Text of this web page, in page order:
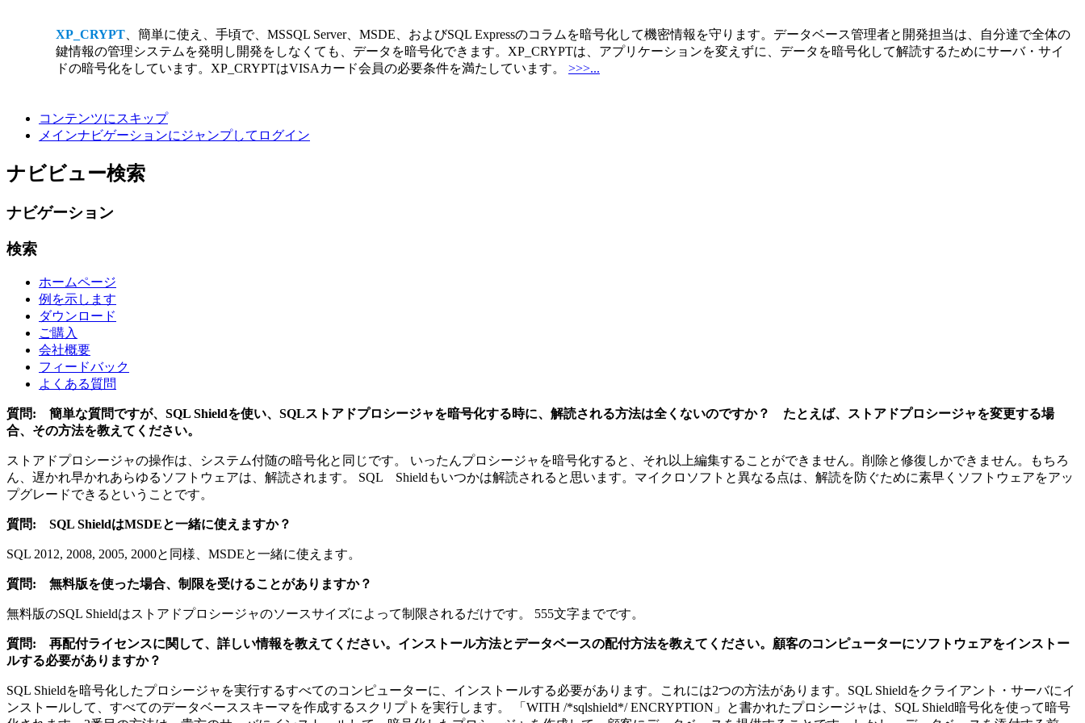
XP_CRYPT 、簡単に使え、手頃で、MSSQL Server、MSDE、およびSQL Expressのコラムを暗号化して機密情報を守ります。データベース管理者と開発担当は、自分達で全体の
鍵情報の管理システムを発明し開発をしなくても、データを暗号化できます。XP_CRYPTは、アプリケーションを変えずに、データを暗号化して解読するためにサーバ・サイ
ドの暗号化をしています。XP_CRYPTはVISAカード会員の必要条件を満たしています。 >>>...
コンテンツにスキップ
メインナビゲーションにジャンプしてログイン
ナビビュー検索
ナビゲーション
検索
ホームページ
例を示します
ダウンロード
ご購入
会社概要
フィードバック
よくある質問
質問: 簡単な質問ですが、SQL Shieldを使い、SQLストアドプロシージャを暗号化する時に、解読される方法は全くないのですか？ たとえば、ストアドプロシージャを変更する場
合、その方法を教えてください。
ストアドプロシージャの操作は、システム付随の暗号化と同じです。 いったんプロシージャを暗号化すると、それ以上編集することができません。削除と修復しかできません。もちろ
ん、遅かれ早かれあらゆるソフトウェアは、解読されます。 SQL Shieldもいつかは解読されると思います。マイクロソフトと異なる点は、解読を防ぐために素早くソフトウェアをアッ
プグレードできるということです。
質問: SQL ShieldはMSDEと一緒に使えますか？
SQL 2012, 2008, 2005, 2000と同様、MSDEと一緒に使えます。
質問: 無料版を使った場合、制限を受けることがありますか？
無料版のSQL Shieldはストアドプロシージャのソースサイズによって制限されるだけです。 555文字までです。
質問: 再配付ライセンスに関して、詳しい情報を教えてください。インストール方法とデータベースの配付方法を教えてください。顧客のコンピューターにソフトウェアをインストー
ルする必要がありますか？
SQL Shieldを暗号化したプロシージャを実行するすべてのコンピューターに、インストールする必要があります。これには2つの方法があります。SQL Shieldをクライアント・サーバにイ
ンストールして、すべてのデータベーススキーマを作成するスクリプトを実行します。 「WITH /*sqlshield*/ ENCRYPTION」と書かれたプロシージャは、SQL Shield暗号化を使って暗号